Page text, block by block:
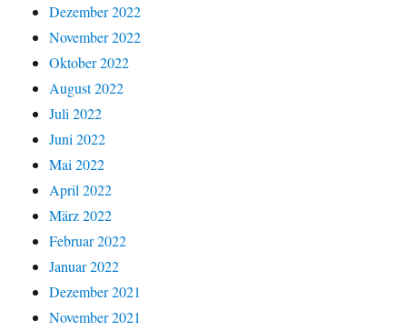
Dezember 2022
November 2022
Oktober 2022
August 2022
Juli 2022
Juni 2022
Mai 2022
April 2022
März 2022
Februar 2022
Januar 2022
Dezember 2021
November 2021